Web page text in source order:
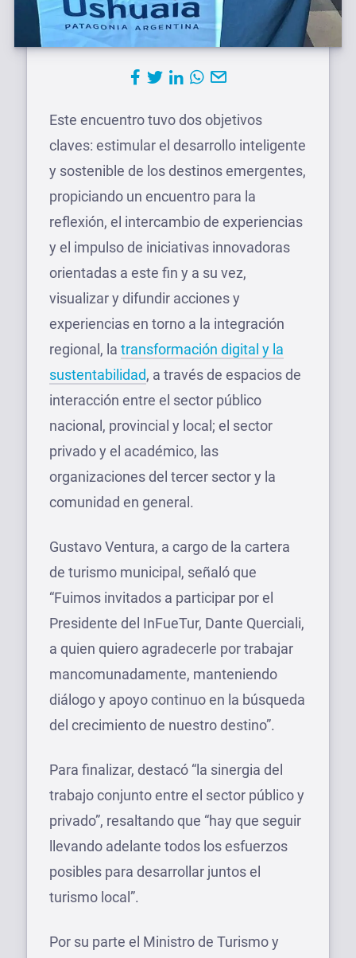
Este encuentro tuvo dos objetivos
claves: estimular el desarrollo inteligente
y sostenible de los destinos emergentes,
propiciando un encuentro para la
reflexión, el intercambio de experiencias
y el impulso de iniciativas innovadoras
orientadas a este fin y a su vez,
visualizar y difundir acciones y
experiencias en torno a la integración
regional, la transformación digital y la
sustentabilidad, a través de espacios de
interacción entre el sector público
nacional, provincial y local; el sector
privado y el académico, las
organizaciones del tercer sector y la
comunidad en general.
Gustavo Ventura, a cargo de la cartera
de turismo municipal, señaló que
“Fuimos invitados a participar por el
Presidente del InFueTur, Dante Querciali,
a quien quiero agradecerle por trabajar
mancomunadamente, manteniendo
diálogo y apoyo continuo en la búsqueda
del crecimiento de nuestro destino”.
Para finalizar, destacó “la sinergia del
trabajo conjunto entre el sector público y
privado”, resaltando que “hay que seguir
llevando adelante todos los esfuerzos
posibles para desarrollar juntos el
turismo local”.
Por su parte el Ministro de Turismo y